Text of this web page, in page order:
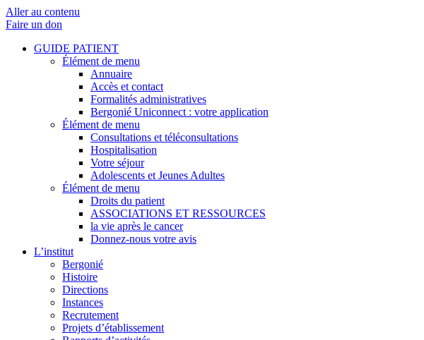
Aller au contenu
Faire un don
GUIDE PATIENT
Élément de menu
Annuaire
Accès et contact
Formalités administratives
Bergonié Uniconnect : votre application
Élément de menu
Consultations et téléconsultations
Hospitalisation
Votre séjour
Adolescents et Jeunes Adultes
Élément de menu
Droits du patient
ASSOCIATIONS ET RESSOURCES
la vie après le cancer
Donnez-nous votre avis
L’institut
Bergonié
Histoire
Directions
Instances
Recrutement
Projets d’établissement